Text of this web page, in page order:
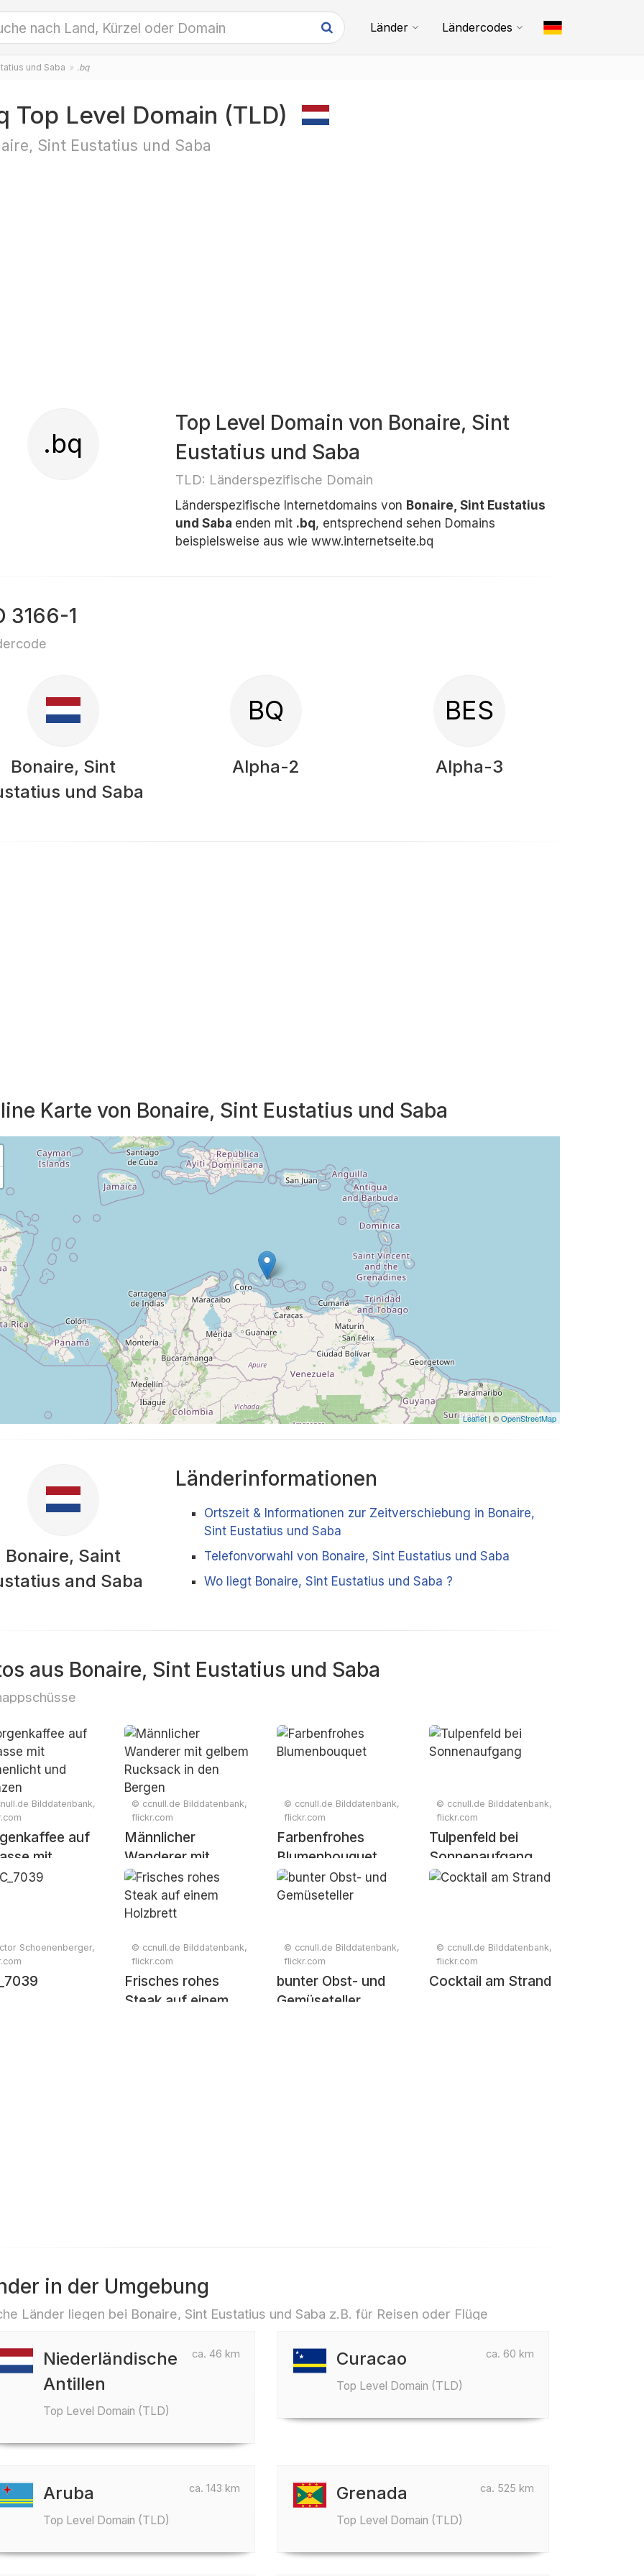
Länder Ländercodes
und Saba .bq
Top Level Domain (TLD)
Sint Eustatius und Saba
.bq
Top Level Domain von Bonaire, Sint
Eustatius und Saba
TLD: Länderspezifische Domain
Länderspezifische Internetdomains von Bonaire, Sint Eustatius
und Saba enden mit .bq, entsprechend sehen Domains
beispielsweise aus wie www.internetseite.bq
3166-1
Bonaire, Sint
und Saba
BQ
Alpha-2
BES
Alpha-3
Karte von Bonaire, Sint Eustatius und Saba
Leaflet | ©OpenStreetMap
Bonaire, Saint
and Saba
Länderinformationen
Ortszeit & Informationen zur Zeitverschiebung in Bonaire,
Sint Eustatius und Saba
Telefonvorwahl von Bonaire, Sint Eustatius und Saba
Wo liegt Bonaire, Sint Eustatius und Saba ?
aus Bonaire, Sint Eustatius und Saba
Bilddatenbank,
auf
mit
und
© ccnull.de Bilddatenbank,
flickr.com
Männlicher
Wanderer mit
gelbem Rucksack in
den Bergen
© ccnull.de Bilddatenbank,
flickr.com
Farbenfrohes
Blumenbouquet
© ccnull.de Bilddatenbank,
flickr.com
Tulpenfeld bei
Sonnenaufgang
Schoenenberger,
© ccnull.de Bilddatenbank,
flickr.com
Frisches rohes
Steak auf einem
© ccnull.de Bilddatenbank,
flickr.com
bunter Obst- und
Gemüseteller
© ccnull.de Bilddatenbank,
flickr.com
Cocktail am Strand
in der Umgebung
Länder liegen bei Bonaire, Sint Eustatius und Saba z.B. für Reisen oder Flüge
ca. 46 km
Niederländische
Antillen
Top Level Domain (TLD)
ca. 60 km
Curacao
Top Level Domain (TLD)
ca. 143 km
Aruba
Top Level Domain (TLD)
ca. 525 km
Grenada
Top Level Domain (TLD)